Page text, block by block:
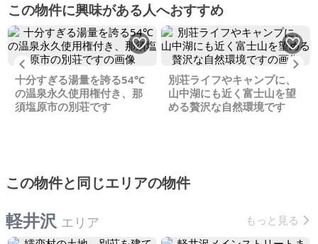
この物件に興味がある人へおすすめ
Previous
十分すぎる湯量を誇る54℃
の温泉永久使用権付き、那
須塩原市の別荘です
別荘ライフやキャンプに、
山中湖にも近く富士山を望
める贅沢な自然環境です
この物件と同じエリアの物件
軽井沢 エリア もっと見る